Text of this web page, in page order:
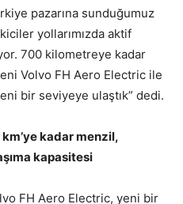
pazarına sunduğumuz
yollarımızda aktif
700 kilometreye kadar
Volvo FH Aero Electric ile
bir seviyeye ulaştık” dedi.
kadar menzil,
kapasitesi
FH Aero Electric, yeni bir